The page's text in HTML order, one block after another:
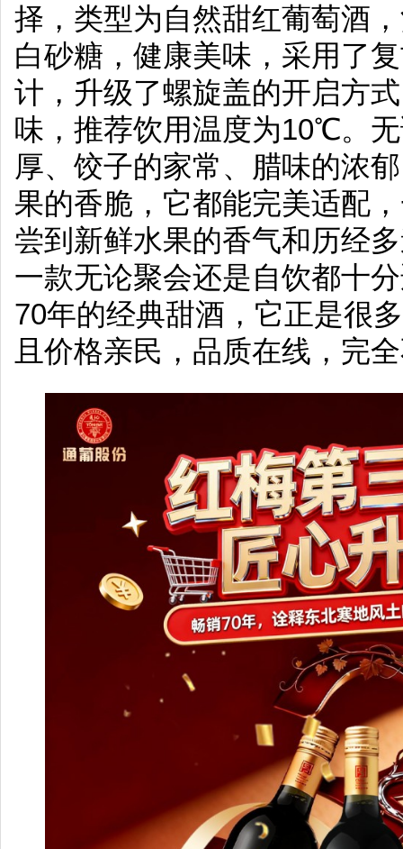
择，类型为自然甜红葡萄酒
白砂糖，健康美味，采用了
计，升级了螺旋盖的开启方
味，推荐饮用温度为10℃。
厚、饺子的家常、腊味的浓
果的香脆，它都能完美适配
尝到新鲜水果的香气和历经
一款无论聚会还是自饮都十
70年的经典甜酒，它正是很
且价格亲民，品质在线，完